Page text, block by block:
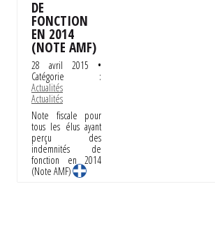
DE
FONCTION
EN 2014
(NOTE AMF)
28 avril 2015 •
Catégorie :
Actualités
Actualités
Note fiscale pour
tous les élus ayant
perçu des
indemnités de
fonction en 2014
(Note AMF) …